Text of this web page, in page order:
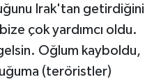
Irak'tan getirdiğini
çok yardımcı oldu.
Oğlum kayboldu,
(teröristler)